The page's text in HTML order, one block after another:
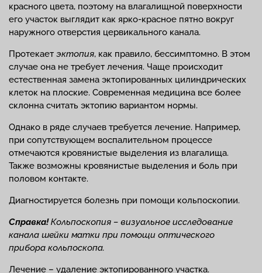
красного цвета, поэтому на влагалищной поверхности
его участок выглядит как ярко-красное пятно вокруг
наружного отверстия цервикального канала.
Протекает эктопия, как правило, бессимптомно. В этом
случае она не требует лечения. Чаще происходит
естественная замена эктопированных цилиндрических
клеток на плоские. Современная медицина все более
склонна считать эктопию вариантом нормы.
Однако в ряде случаев требуется лечение. Например,
при сопутствующем воспалительном процессе
отмечаются кровянистые выделения из влагалища.
Также возможны кровянистые выделения и боль при
половом контакте.
Диагностируется болезнь при помощи кольпоскопии.
Справка! Кольпоскопия – визуальное исследование
канала шейки матки при помощи оптического
прибора кольпоскопа.
Лечение – удаление эктопированного участка.